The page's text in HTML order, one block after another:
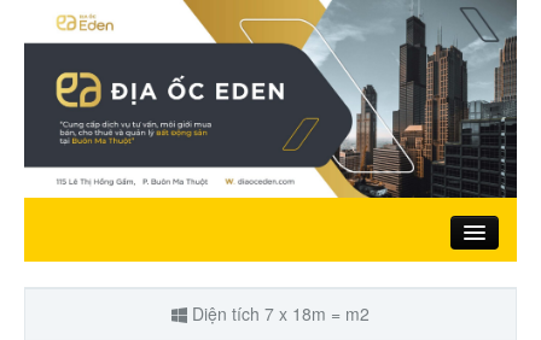
Trang chủ
Diện tích 7 x 18m = m2